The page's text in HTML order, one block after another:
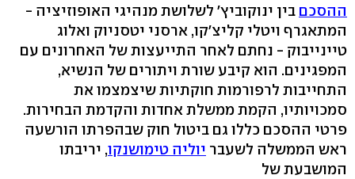
ההסכם בין ינוקוביץ' לשלושת מנהיגי האופוזיציה -
המתאגרף ויטלי קליצ'קו, ארסני יטסניוק ואלוג
טיינייבוק - נחתם לאחר התייעצות של האחרונים עם
המפגינים. הוא קיבע שורת ויתורים של הנשיא,
התחייבות לרפורמות חוקתיות שיצמצמו את
סמכויותיו, הקמת ממשלת אחדות והקדמת הבחירות.
פרטי ההסכם כללו גם ביטול חוק שבהפרתו הורשעה
ראש הממשלה לשעבר יוליה טימושנקו, יריבתו
המושבעת של